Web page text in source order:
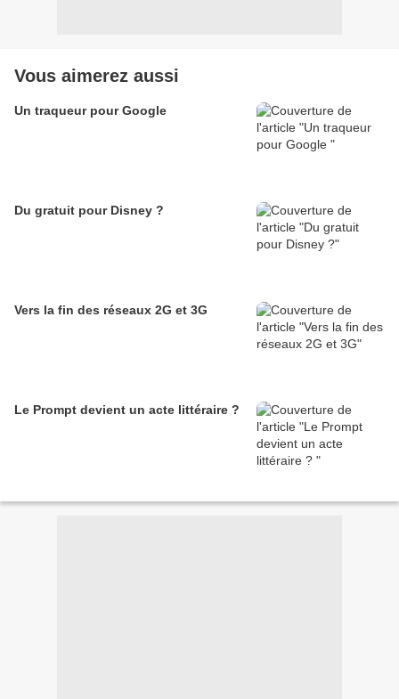
Vous aimerez aussi
Un traqueur pour Google
Du gratuit pour Disney ?
Vers la fin des réseaux 2G et 3G
Le Prompt devient un acte littéraire ?